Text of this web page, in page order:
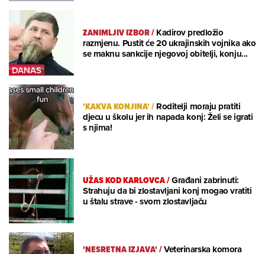
ZANIMLJIV IZBOR/Kadirov predložio
razmjenu. Pustit će 20 ukrajinskih vojnika ako
se maknu sankcije njegovoj obitelji, konju...
'KAKVA KONJINA'/Roditelji moraju pratiti
djecu u školu jer ih napada konj: Želi se igrati
s njima!
UŽAS KOD KARLOVCA/Građani zabrinuti:
Strahuju da bi zlostavljani konj mogao vratiti
u štalu strave - svom zlostavljaču
'NESRETNA IZJAVA'/Veterinarska komora